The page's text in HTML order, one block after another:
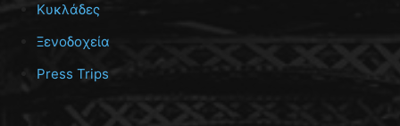
Κυκλάδες
Ξενοδοχεία
Press Trips